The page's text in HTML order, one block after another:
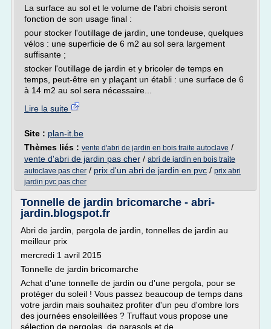
La surface au sol et le volume de l'abri choisis seront
fonction de son usage final :
pour stocker l'outillage de jardin, une tondeuse, quelques
vélos : une superficie de 6 m2 au sol sera largement
suffisante ;
stocker l'outillage de jardin et y bricoler de temps en
temps, peut-être en y plaçant un établi : une surface de 6
à 14 m2 au sol sera nécessaire...
Lire la suite
Site : plan-it.be
Thèmes liés : vente d'abri de jardin en bois traite autoclave /
vente d'abri de jardin pas cher / abri de jardin en bois traite
autoclave pas cher / prix d'un abri de jardin en pvc / prix abri
jardin pvc pas cher
Tonnelle de jardin bricomarche - abri-
jardin.blogspot.fr
Abri de jardin, pergola de jardin, tonnelles de jardin au
meilleur prix
mercredi 1 avril 2015
Tonnelle de jardin bricomarche
Achat d'une tonnelle de jardin ou d'une pergola, pour se
protéger du soleil ! Vous passez beaucoup de temps dans
votre jardin mais souhaitez profiter d'un peu d'ombre lors
des journées ensoleillées ? Truffaut vous propose une
sélection de pergolas, de parasols et de...